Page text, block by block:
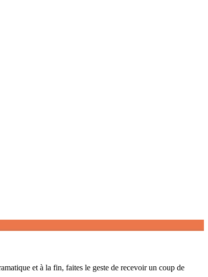
et à la fin, faites le geste de recevoir un coup de